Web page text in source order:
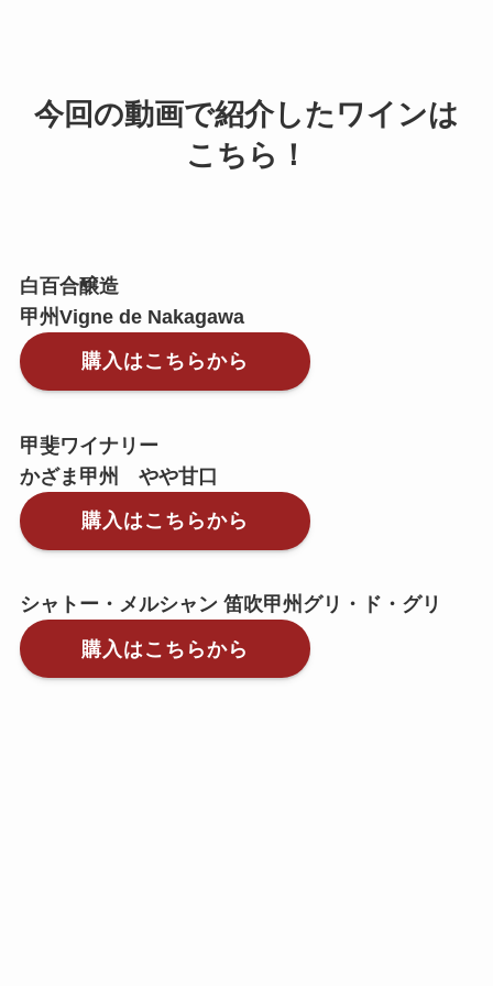
今回の動画で紹介したワインは
こちら！
白百合醸造
甲州Vigne de Nakagawa
購入はこちらから
甲斐ワイナリー
かざま甲州 やや甘口
購入はこちらから
シャトー・メルシャン 笛吹甲州グリ・ド・グリ
購入はこちらから